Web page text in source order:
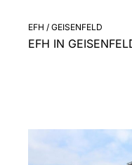
EFH / GEISENFELD
EFH IN